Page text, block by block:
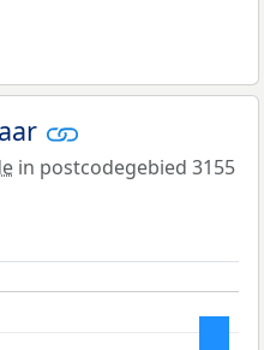
in postcodegebied 3155